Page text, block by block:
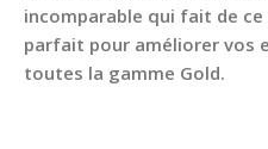
incomparable qui fait de
parfait pour améliorer vos
toutes la gamme Gold.